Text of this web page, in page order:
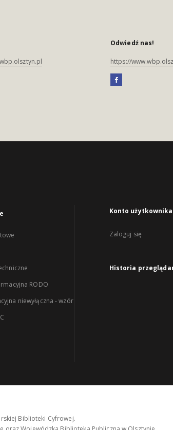
Odwiedź nas!
https://
RODO
niewyłączna - wzór
Konto użytkownika
Zaloguj się
Historia
Biblioteki Cyfrowej.